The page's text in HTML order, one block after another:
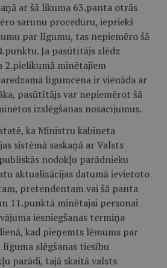
ar šā likuma 63.panta otrās
sarunu procedūru, iepriekš
par līgumu, tas nepiemēro šā
Ja pasūtītājs slēdz
2.pielikumā minētajiem
līgumcena ir vienāda ar
pasūtītājs var nepiemērot šā
izslēgšanas nosacījumus.
ka Ministru kabineta
sistēmā saskaņā ar Valsts
nodokļu parādnieku
aktualizācijas datumā ievietoto
pretendentam vai šā panta
11.punktā minētajai personai
iesniegšanas termiņa
kad pieņemts lēmums par
slēgšanas tiesību
parādi, tajā skaitā valsts